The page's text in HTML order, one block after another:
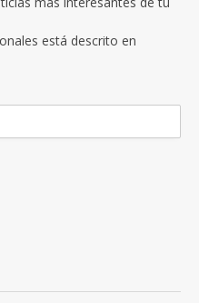
está descrito en